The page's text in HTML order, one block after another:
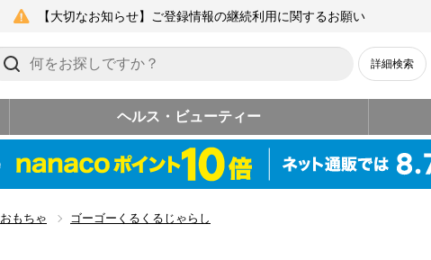
【大切なお知らせ】ご登録情報の継続利用に関するお願い
詳細検索
ヘルス・ビューティー
おもちゃ ゴーゴーくるくるじゃらし